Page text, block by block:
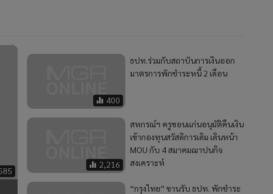
400
ธปท.ร่วมกับสถาบันการเงินออก
มาตรการพักชำระหนี้ 2 เดือน
2,216
สหกรณ์ฯ ครูขอนแก่นอนุมัติคืนเงิน
เข้ากองทุนสวัสดิการเดิม เดินหน้า
MOU กับ 4 สมาคมฌาปนกิจ
สงเคราะห์
“กรุงไทย” ขานรับ ธปท. พักชำระ